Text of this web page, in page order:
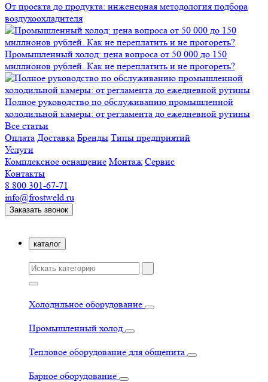
От проекта до продукта: инженерная методология подбора
воздухоохладителя
Промышленный холод: цена вопроса от 50 000 до 150
миллионов рублей. Как не переплатить и не прогореть?
Полное руководство по обслуживанию промышленной
холодильной камеры: от регламента до ежедневной рутины
Все статьи
Оплата Доставка Бренды Типы предприятий
Услуги
Комплексное оснащение Монтаж Сервис
Контакты
8 800 301-67-71
info@frostweld.ru
Заказать звонок
каталог
Холодильное оборудование
Промышленный холод
Тепловое оборудование для общепита
Барное оборудование